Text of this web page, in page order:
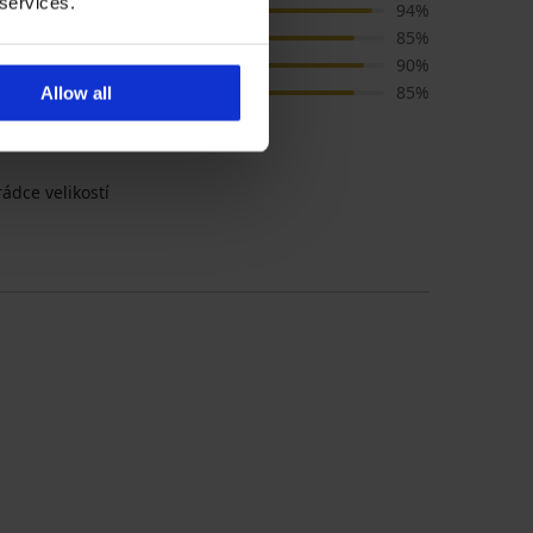
Allow all
94%
85%
Kvalita
90%
Velikost
85%
velikostí